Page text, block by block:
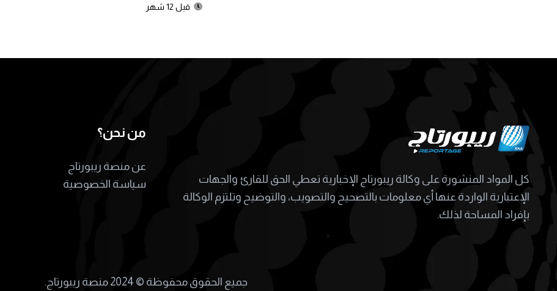
قبل 12 شهر
كل المواد المنشورة على وكالة ريبورتاج الإخبارية تعطي الحق للقارئ والجهات
الإعتبارية الواردة عنها أي معلومات بالتصحيح والتصويب، والتوضيح وتلتزم الوكالة
بإفراد المساحة لذلك.
من نحن؟
عن منصة ريبورتاج
سياسة الخصوصية
جميع الحقوق محفوظة © 2024 منصة ريبورتاج.